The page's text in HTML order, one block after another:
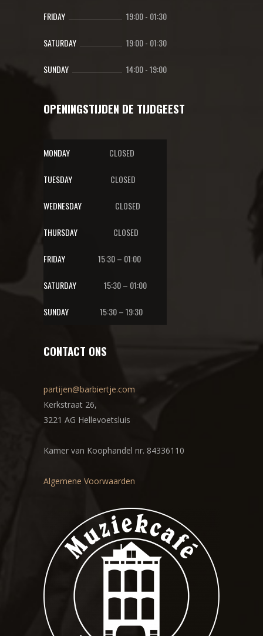
FRIDAY 19:00- 01:30
SATURDAY 19:00- 01:30
SUNDAY 14:00-19:00
OPENINGSTIJDEN DE TIJDGEEST
MONDAY CLOSED
TUESDAY CLOSED
WEDNESDAY CLOSED
THURSDAY CLOSED
FRIDAY 15:30 – 01:00
SATURDAY 15:30 – 01:00
SUNDAY 15:30 – 19:30
CONTACT ONS
partijen@barbiertje.com
Kerkstraat 26,
3221 AG Hellevoetsluis
Kamer van Koophandel nr. 84336110
Algemene Voorwaarden